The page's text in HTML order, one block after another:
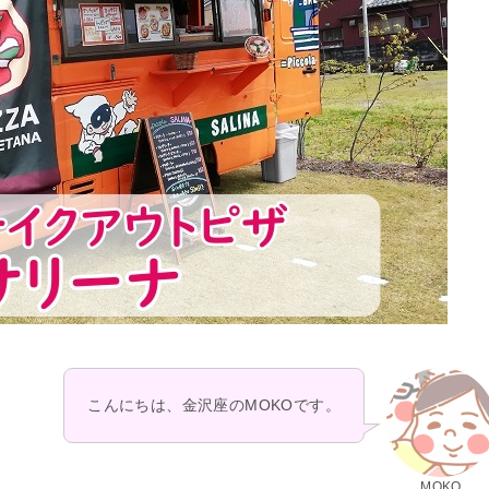
こんにちは、金沢座のMOKOです。